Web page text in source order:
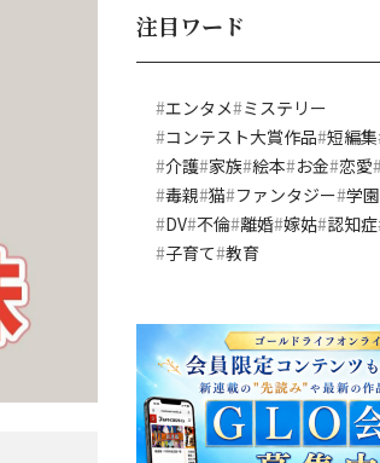
注目ワード
エンタメ ミステリー
コンテスト大賞作品 短編集
介護 家族 絵本 お金 恋愛
毒親 猫 ファンタジー 学園
DV 不倫 離婚 嫁姑 認知症
子育て 教育